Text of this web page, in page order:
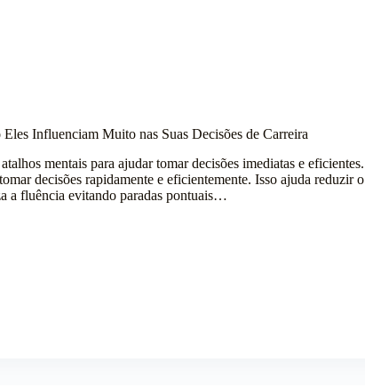
Influenciam Muito nas Suas Decisões de Carreira
mentais para ajudar tomar decisões imediatas e eficientes.
decisões rapidamente e eficientemente. Isso ajuda reduzir o
a fluência evitando paradas pontuais…